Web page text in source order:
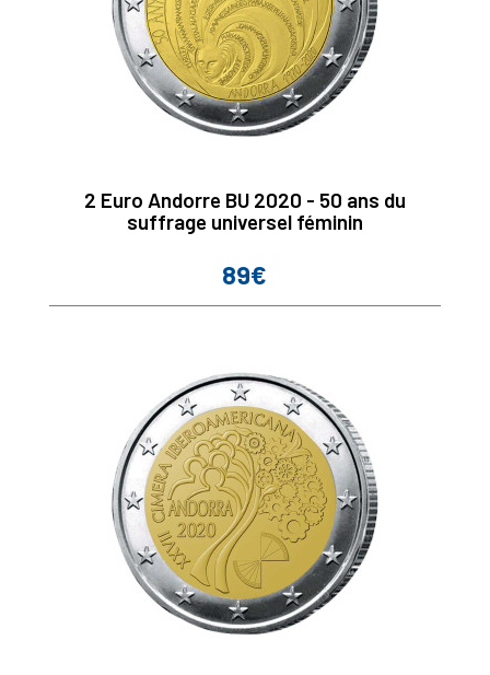
2 Euro Andorre BU 2020 - 50 ans du
suffrage universel féminin
Prix
89€